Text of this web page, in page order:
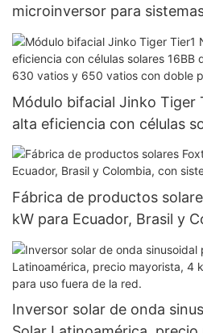
microinversor para
Módulo bifacial Jinko Tiger
alta eficiencia con células
vatios, 620 vatios, 630
doble panel.
Fábrica de productos
kW para Ecuador, Brasil y
fuera de red de 120 V.
Inversor solar de onda